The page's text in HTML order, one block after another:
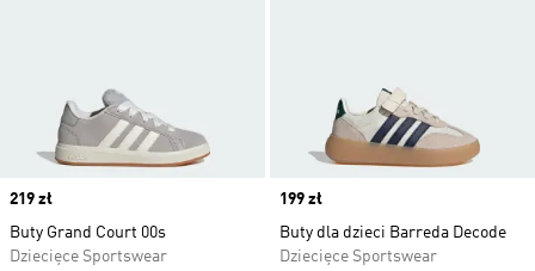
Price
219 zł
Buty Grand Court 00s
Dziecięce Sportswear
Price
199 zł
Buty dla dzieci Barreda Decode
Dziecięce Sportswear